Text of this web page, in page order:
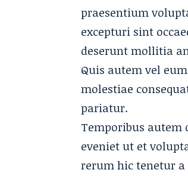
praesentium
excepturi sint
deserunt mollitia
Quis autem vel
molestiae
pariatur.
Temporibus autem
eveniet ut et
rerum hictenetur a